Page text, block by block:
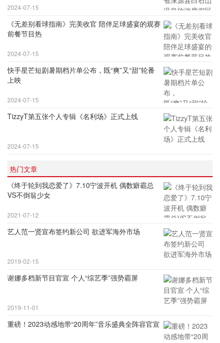
2024-07-15
《无差别看球指南》完美收官 陪伴足球盛宴的观赛
前餐节目热
2024-07-15
快手星芒短剧暑期档片单公布，既“爽”又“甜”轮番
上映
2024-07-15
TizzyT第五张个人专辑《名利场》正式上线
2024-07-15
热门文章
《终于轮到我恋爱了》7.10宁波开机 偶数癖霸总
VS不倒翁少女
2021-07-12
艺人范一贤宣布签约新公司 欲进军海外市场
2019-02-15
谢娜多档新节目官宣 个人“综艺季”强势霸屏
2019-11-01
重磅！2023动感地带“20周年”音乐盛典全阵容官宣